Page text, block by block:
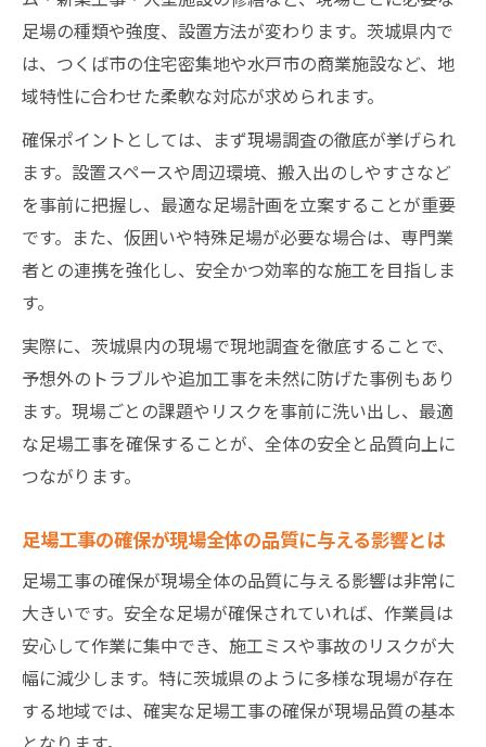
足場の種類や強度、設置方法が変わります。茨城県内で
は、つくば市の住宅密集地や水戸市の商業施設など、地
域特性に合わせた柔軟な対応が求められます。
確保ポイントとしては、まず現場調査の徹底が挙げられ
ます。設置スペースや周辺環境、搬入出のしやすさなど
を事前に把握し、最適な足場計画を立案することが重要
です。また、仮囲いや特殊足場が必要な場合は、専門業
者との連携を強化し、安全かつ効率的な施工を目指しま
す。
実際に、茨城県内の現場で現地調査を徹底することで、
予想外のトラブルや追加工事を未然に防げた事例もあり
ます。現場ごとの課題やリスクを事前に洗い出し、最適
な足場工事を確保することが、全体の安全と品質向上に
つながります。
足場工事の確保が現場全体の品質に与える影響とは
足場工事の確保が現場全体の品質に与える影響は非常に
大きいです。安全な足場が確保されていれば、作業員は
安心して作業に集中でき、施工ミスや事故のリスクが大
幅に減少します。特に茨城県のように多様な現場が存在
する地域では、確実な足場工事の確保が現場品質の基本